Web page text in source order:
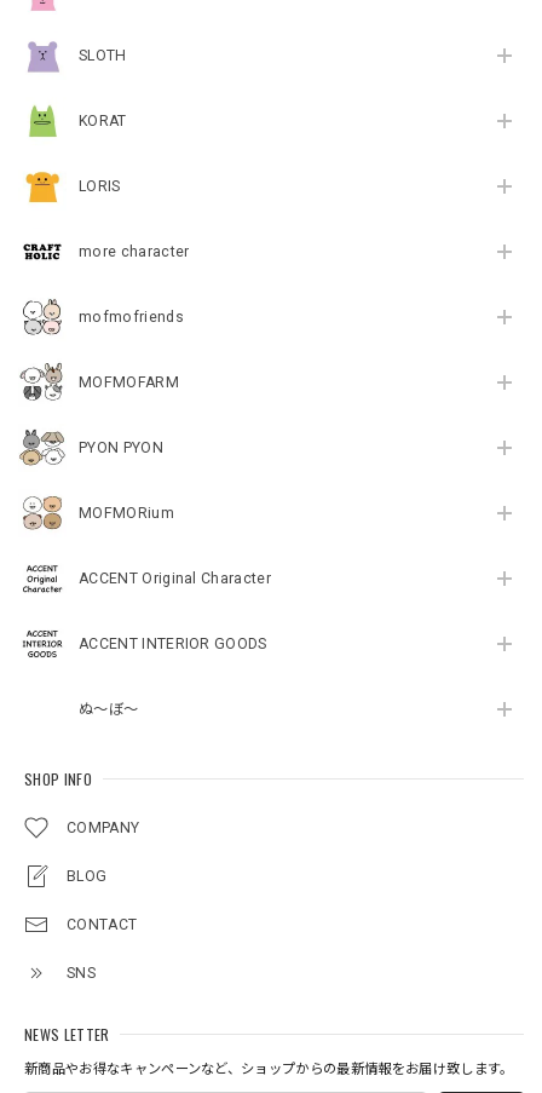
SLOTH
KORAT
LORIS
more character
mofmofriends
MOFMOFARM
PYON PYON
MOFMORium
ACCENT Original Character
ACCENT INTERIOR GOODS
ぬ～ぼ～
SHOP INFO
COMPANY
BLOG
CONTACT
SNS
NEWS LETTER
新商品やお得なキャンペーンなど、ショップからの最新情報をお届け致します。